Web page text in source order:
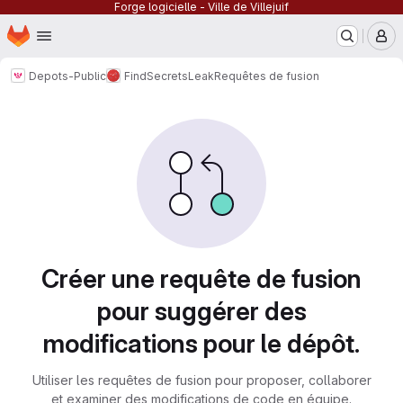
Forge logicielle - Ville de Villejuif
Passer au contenu principal
Page d'accueil
Depots-Public FindSecretsLeakRequêtes de fusion
Créer une requête de fusion
pour suggérer des
modifications pour le dépôt.
Utiliser les requêtes de fusion pour proposer, collaborer
et examiner des modifications de code en équipe.